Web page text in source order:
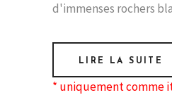
d'immenses rochers
LIRE LA SUITE
* uniquement comme